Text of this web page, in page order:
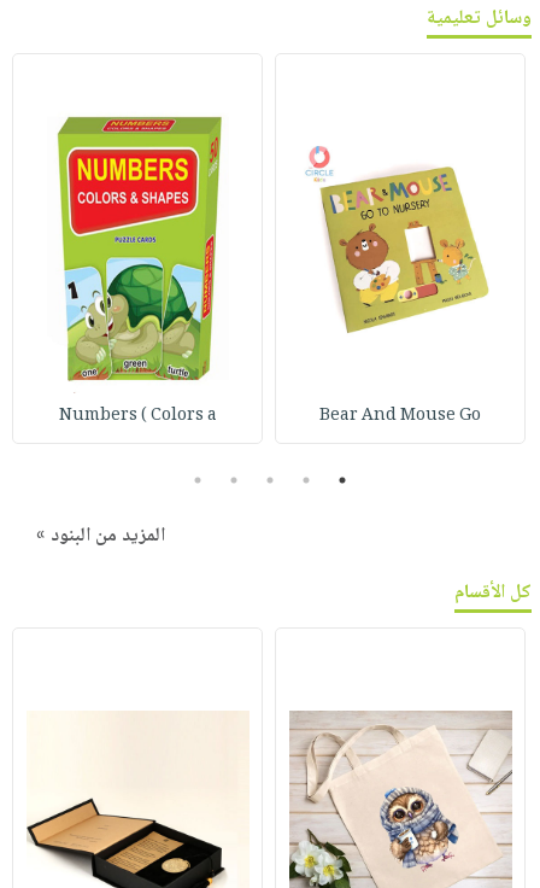
وسائل تعليمية
Bear And Mouse Go
Numbers ( Colors a
1
2
3
4
5
المزيد من البنود »
كل الأقسام